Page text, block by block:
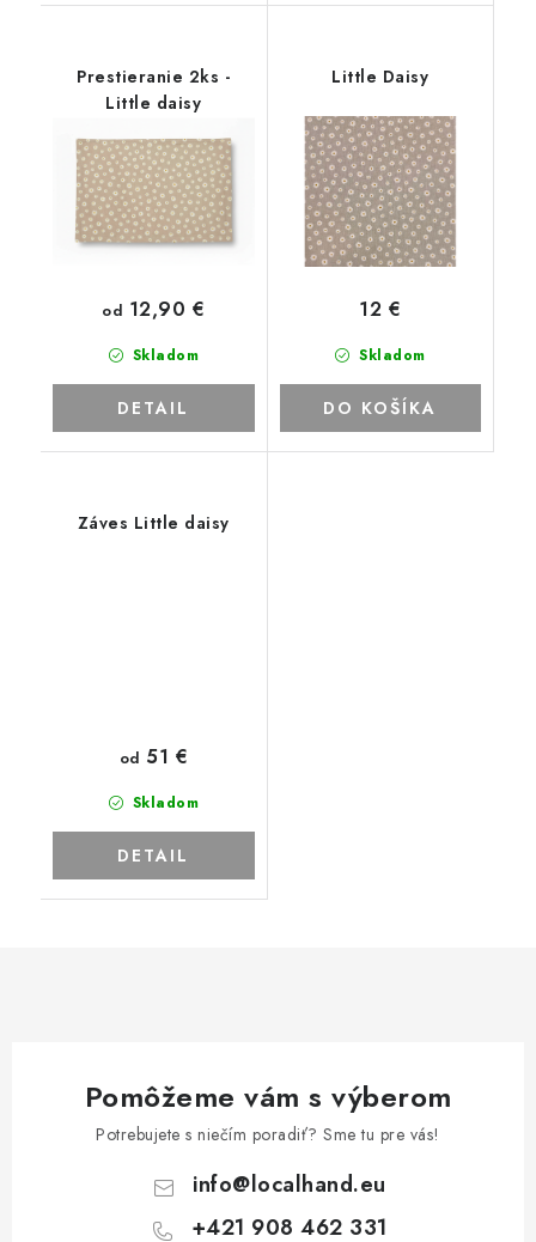
Prestieranie 2ks -
Little daisy
Skladom
od 12,90 €
DETAIL
Little Daisy
Skladom
12 €
DO KOŠÍKA
Záves Little daisy
Skladom
od 51 €
DETAIL
Pomôžeme vám s výberom
Potrebujete s niečím poradiť? Sme tu pre vás!
info@localhand.eu
+421 908 462 331